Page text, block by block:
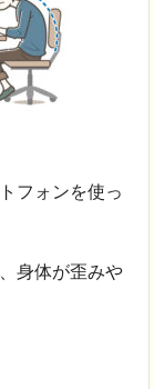
フォンを使っ
身体が歪みや